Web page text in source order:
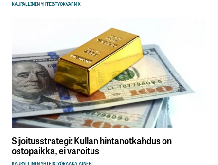
KAUPALLINEN YHTEISTYÖKVARN X
Sijoitusstrategi: Kullan hintanotkahdus on
ostopaikka, ei varoitus
KAUPALLINEN YHTEISTYÖRAAKA-AINEET